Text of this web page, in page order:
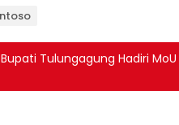
Tulungagung Hadiri